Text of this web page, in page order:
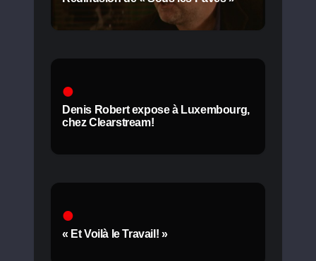
Denis Robert expose à Luxembourg,
chez Clearstream!
« Et Voilà le Travail! »